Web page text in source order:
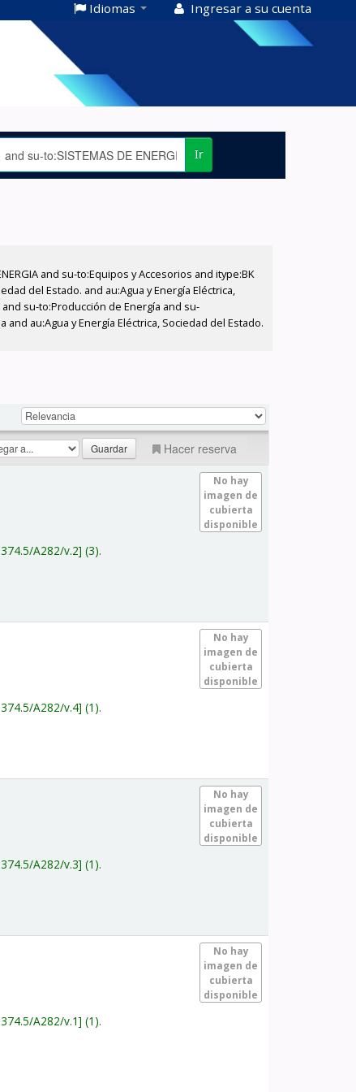
Idiomas Ingresar a su cuenta
Ir
and su-to:Equipos y Accesorios and itype:BK
del Estado. and au:Agua y Energía Eléctrica,
su-to:Producción de Energía and su-
au:Agua y Energía Eléctrica, Sociedad del Estado.
Hacer reserva
No hay
imagen de
cubierta
disponible
A282/v.2 (3).
No hay
imagen de
cubierta
disponible
A282/v.4 (1).
No hay
imagen de
cubierta
disponible
A282/v.3 (1).
No hay
imagen de
cubierta
disponible
A282/v.1 (1).